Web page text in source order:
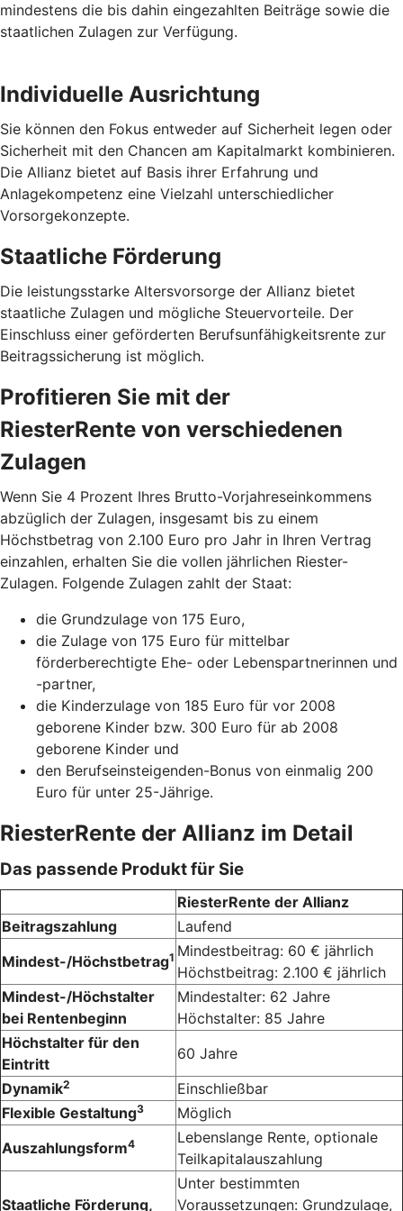
mindestens die bis dahin eingezahlten Beiträge sowie die
staatlichen Zulagen zur Verfügung.
Individuelle Ausrichtung
Sie können den Fokus entweder auf Sicherheit legen oder
Sicherheit mit den Chancen am Kapitalmarkt kombinieren.
Die Allianz bietet auf Basis ihrer Erfahrung und
Anlagekompetenz eine Vielzahl unterschiedlicher
Vorsorgekonzepte.
Staatliche Förderung
Die leistungsstarke Altersvorsorge der Allianz bietet
staatliche Zulagen und mögliche Steuervorteile. Der
Einschluss einer geförderten Berufsunfähigkeitsrente zur
Beitragssicherung ist möglich.
Profitieren Sie mit der
RiesterRente von verschiedenen
Zulagen
Wenn Sie 4 Prozent Ihres Brutto-Vorjahreseinkommens
abzüglich der Zulagen, insgesamt bis zu einem
Höchstbetrag von 2.100 Euro pro Jahr in Ihren Vertrag
einzahlen, erhalten Sie die vollen jährlichen Riester-
Zulagen. Folgende Zulagen zahlt der Staat:
die Grundzulage von 175 Euro,
die Zulage von 175 Euro für mittelbar
förderberechtigte Ehe- oder Lebenspartnerinnen und
-partner,
die Kinderzulage von 185 Euro für vor 2008
geborene Kinder bzw. 300 Euro für ab 2008
geborene Kinder und
den Berufseinsteigenden-Bonus von einmalig 200
Euro für unter 25-Jährige.
RiesterRente der Allianz im Detail
Das passende Produkt für Sie
RiesterRente der Allianz
Beitragszahlung
Laufend
Mindest-/Höchstbetrag1 Mindestbeitrag: 60 € jährlich
Höchstbeitrag: 2.100 € jährlich
Mindest-/Höchstalter
bei Rentenbeginn
Mindestalter: 62 Jahre
Höchstalter: 85 Jahre
Höchstalter für den
Eintritt
60 Jahre
Dynamik2
Einschließbar
Flexible Gestaltung3
Möglich
Auszahlungsform4
Lebenslange Rente, optionale
Teilkapitalauszahlung
Staatliche Förderung,
Unter bestimmten
Voraussetzungen: Grundzulage,